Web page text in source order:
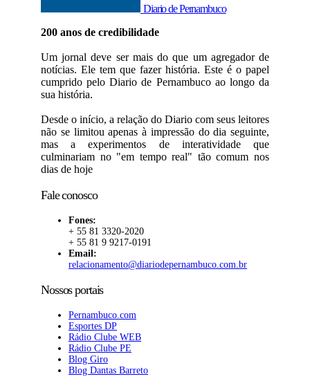
Diario de Pernambuco
200 anos de credibilidade
Um jornal deve ser mais do que um agregador de
notícias. Ele tem que fazer história. Este é o papel
cumprido pelo Diario de Pernambuco ao longo da
sua história.
Desde o início, a relação do Diario com seus leitores
não se limitou apenas à impressão do dia seguinte,
mas a experimentos de interatividade que
culminariam no "em tempo real" tão comum nos
dias de hoje
Fale conosco
Fones:
+ 55 81 3320-2020
+ 55 81 9 9217-0191
Email:
relacionamento@diariodepernambuco.com.br
Nossos portais
Pernambuco.com
Esportes DP
Rádio Clube WEB
Rádio Clube PE
Blog Giro
Blog Dantas Barreto